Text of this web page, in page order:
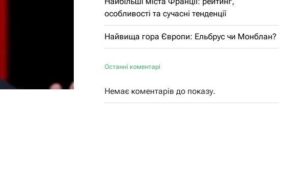
особливості та сучасні тенденції
Найвища гора Європи: Ельбрус чи Монблан?
Останні коментарі
Немає коментарів до показу.